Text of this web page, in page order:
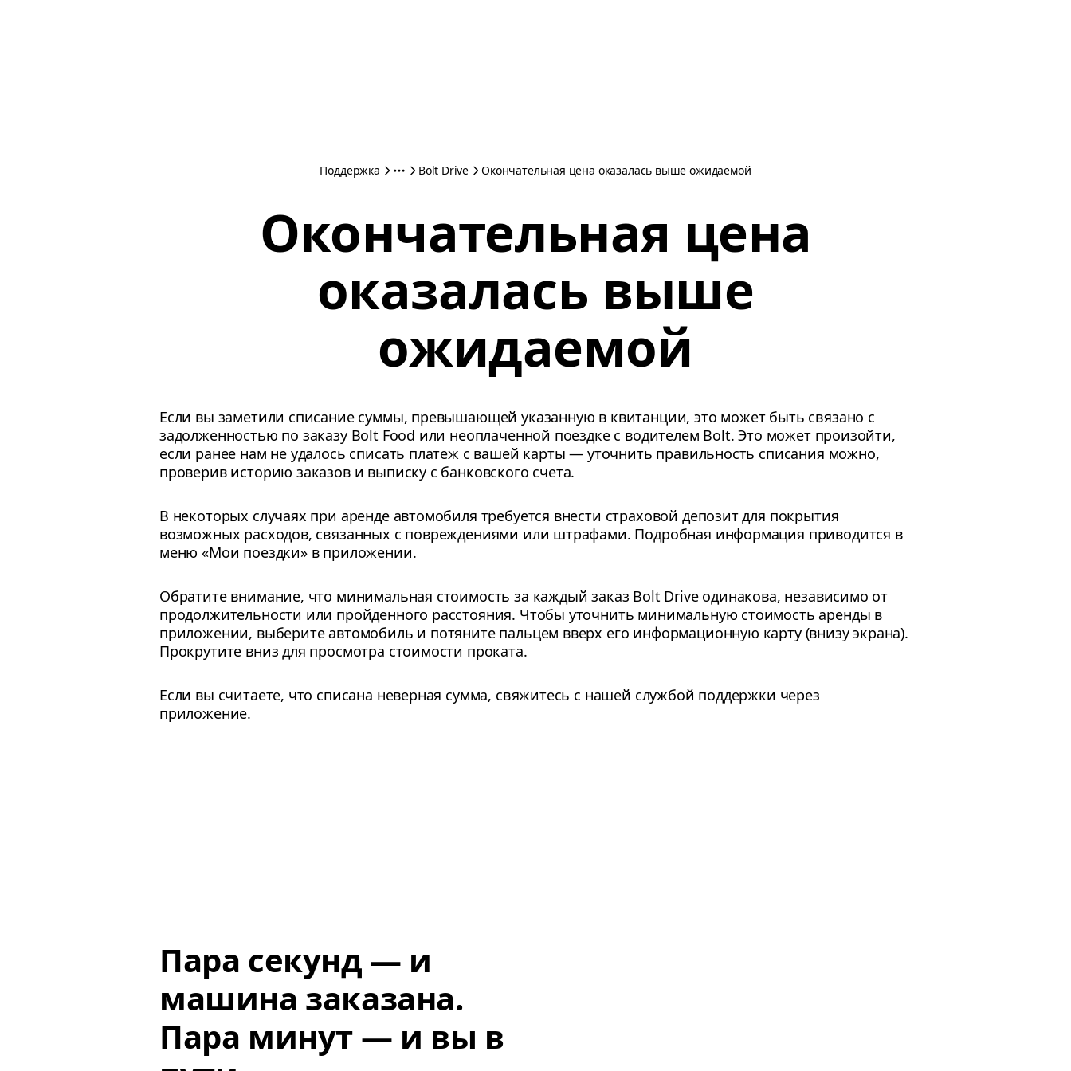
Поддержка Bolt Drive Окончательная цена оказалась выше ожидаемой
Окончательная цена
оказалась выше
ожидаемой
Если вы заметили списание суммы, превышающей указанную в квитанции, это может быть связано с
задолженностью по заказу Bolt Food или неоплаченной поездке с водителем Bolt. Это может произойти,
если ранее нам не удалось списать платеж с вашей карты — уточнить правильность списания можно,
проверив историю заказов и выписку с банковского счета.
В некоторых случаях при аренде автомобиля требуется внести страховой депозит для покрытия
возможных расходов, связанных с повреждениями или штрафами. Подробная информация приводится в
меню «Мои поездки» в приложении.
Обратите внимание, что минимальная стоимость за каждый заказ Bolt Drive одинакова, независимо от
продолжительности или пройденного расстояния. Чтобы уточнить минимальную стоимость аренды в
приложении, выберите автомобиль и потяните пальцем вверх его информационную карту (внизу экрана).
Прокрутите вниз для просмотра стоимости проката.
Если вы считаете, что списана неверная сумма, свяжитесь с нашей службой поддержки через
приложение.
Пара секунд — и
машина заказана.
Пара минут — и вы в